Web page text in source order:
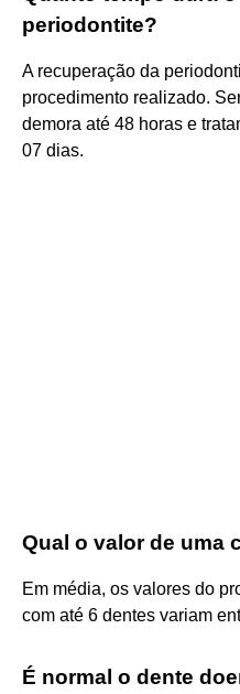
periodontite?
A recuperação da
procedimento realizado.
demora até 48 horas e
07 dias.
Qual o valor de uma
Em média, os valores do
com até 6 dentes variam
É normal o dente